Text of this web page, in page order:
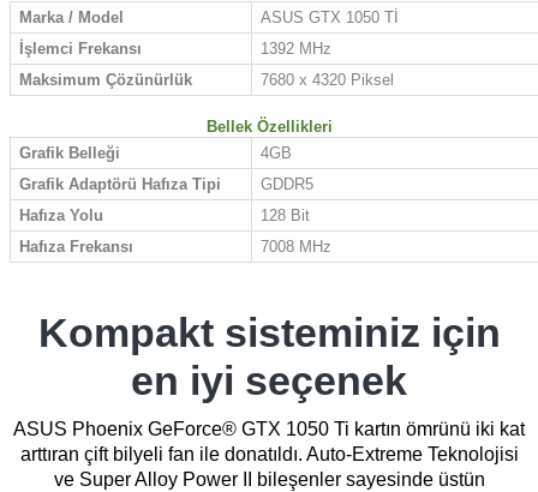
Marka / Model
ASUS GTX 1050 Tİ
İşlemci Frekansı
1392 MHz
Maksimum Çözünürlük
7680 x 4320 Piksel
Bellek Özellikleri
Grafik Belleği
4GB
Grafik Adaptörü Hafıza Tipi
GDDR5
Hafıza Yolu
128 Bit
Hafıza Frekansı
7008 MHz
Kompakt sisteminiz için
en iyi seçenek
ASUS Phoenix GeForce® GTX 1050 Ti kartın ömrünü iki kat
arttıran çift bilyeli fan ile donatıldı. Auto-Extreme Teknolojisi
ve Super Alloy Power II bileşenler sayesinde üstün